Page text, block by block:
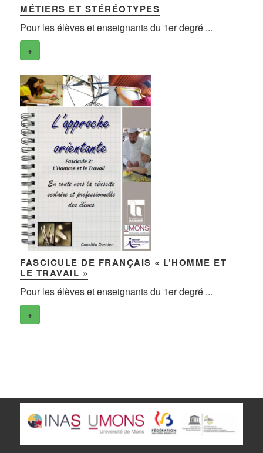
MÉTIERS ET STÉRÉOTYPES
Pour les élèves et enseignants du 1er degré ...
+
FASCICULE DE FRANÇAIS « L’HOMME ET
LE TRAVAIL »
Pour les élèves et enseignants du 1er degré ...
+